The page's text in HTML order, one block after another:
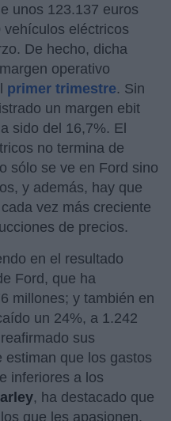
unos 123.137 euros
eléctricos
De hecho, dicha
operativo
primer trimestre. Sin
un margen ebit
sido del 16,7%. El
no termina de
sólo se ve en Ford sino
y además, hay que
vez más creciente
de precios.
en el resultado
Ford, que ha
millones; y también en
un 24%, a 1.242
sus
estiman que los gastos
inferiores a los
, ha destacado que
que les apasionen,